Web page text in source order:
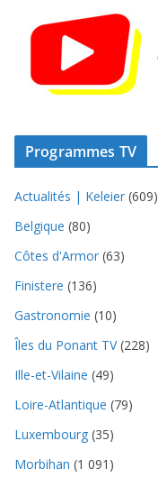
Programmes TV
Actualités | Keleier (609)
Belgique (80)
Côtes d'Armor (63)
Finistere (136)
Gastronomie (10)
Îles du Ponant TV(228)
Ille-et-Vilaine (49)
Loire-Atlantique (79)
Luxembourg (35)
Morbihan (1 091)